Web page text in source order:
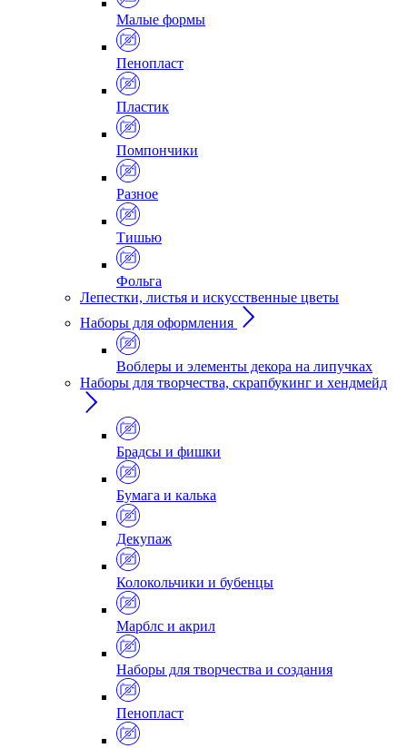
Малые формы
Пенопласт
Пластик
Помпончики
Разное
Тишью
Фольга
Лепестки, листья и искусственные цветы
Наборы для оформления
Воблеры и элементы декора на липучках
Наборы для творчества, скрапбукинг и хендмейд
Брадсы и фишки
Бумага и калька
Декупаж
Колокольчики и бубенцы
Марблс и акрил
Наборы для творчества и создания
Пенопласт